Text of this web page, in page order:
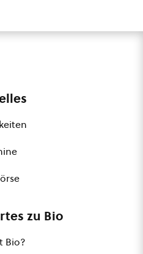
zu Bio
Bio?